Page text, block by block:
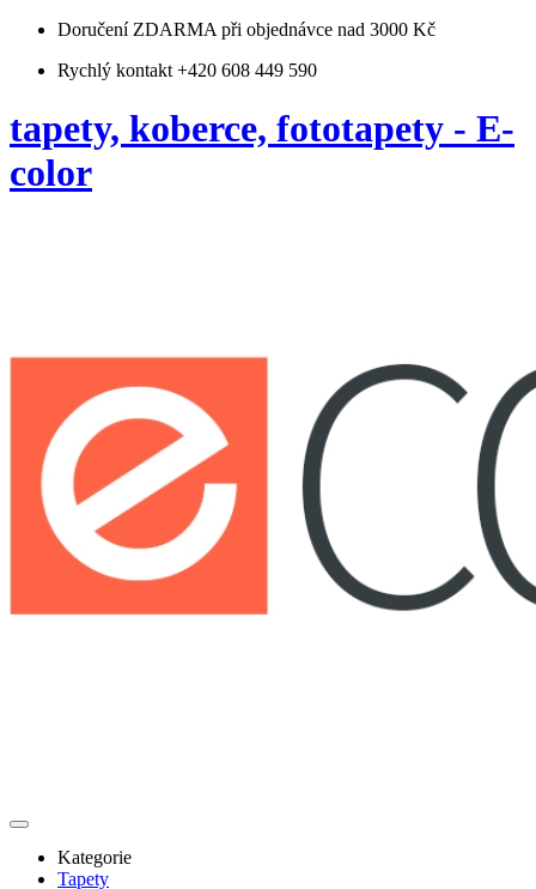
Doručení ZDARMA při objednávce nad 3000 Kč
Rychlý kontakt +420 608 449 590
tapety, koberce, fototapety - E-
color
Kategorie
Tapety